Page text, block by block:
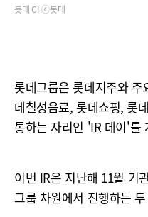
롯데 CI.ⓒ롯데
롯데그룹은 롯데지주와
데칠성음료, 롯데쇼핑, 롯
통하는 자리인 'IR 데이'를
이번 IR은 지난해 11월 기
그룹 차원에서 진행하는